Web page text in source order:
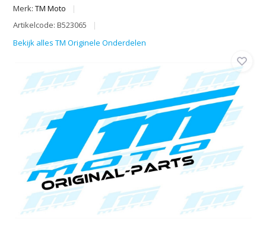
Merk:TM Moto
Artikelcode: B523065
Bekijk alles TM Originele Onderdelen